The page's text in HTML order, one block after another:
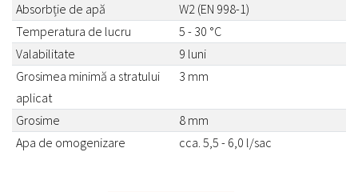
Absorbție de apă
W2 (EN 998-1)
Temperatura de lucru
5 - 30 °C
Valabilitate
9 luni
Grosimea minimă a stratului
aplicat
3 mm
Grosime
8 mm
Apa de omogenizare
cca. 5,5 - 6,0 l/sac